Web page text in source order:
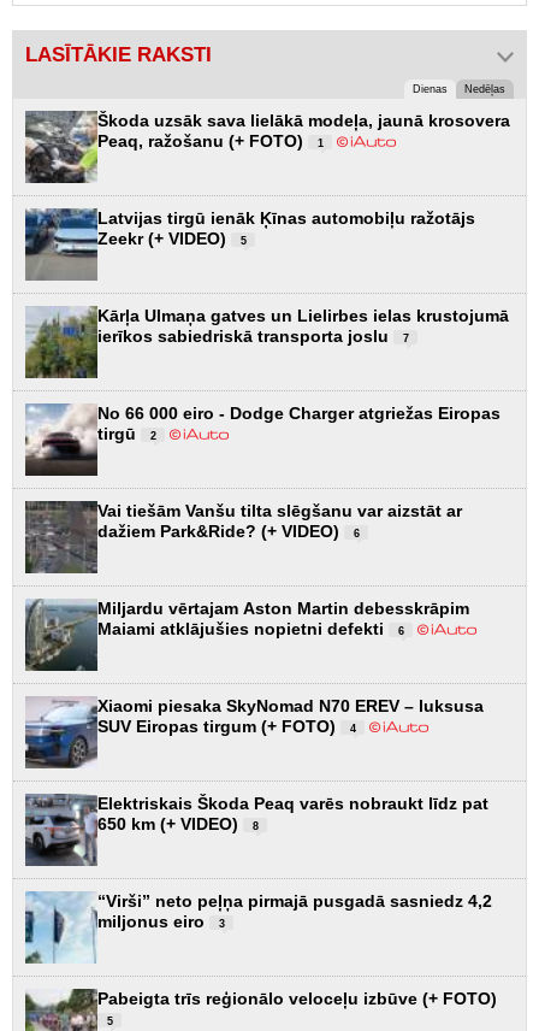
LASĪTĀKIE RAKSTI
Dienas Nedēļas
Škoda uzsāk sava lielākā modeļa, jaunā krosovera
Peaq, ražošanu (+ FOTO)
1
Latvijas tirgū ienāk Ķīnas automobiļu ražotājs
Zeekr (+ VIDEO)
5
Kārļa Ulmaņa gatves un Lielirbes ielas krustojumā
ierīkos sabiedriskā transporta joslu
7
No 66 000 eiro - Dodge Charger atgriežas Eiropas
tirgū
2
Vai tiešām Vanšu tilta slēgšanu var aizstāt ar
dažiem Park&Ride? (+ VIDEO)
6
Miljardu vērtajam Aston Martin debesskrāpim
Maiami atklājušies nopietni defekti
6
Xiaomi piesaka SkyNomad N70 EREV – luksusa
SUV Eiropas tirgum (+ FOTO)
4
Elektriskais Škoda Peaq varēs nobraukt līdz pat
650 km (+ VIDEO)
8
“Virši” neto peļņa pirmajā pusgadā sasniedz 4,2
miljonus eiro
3
Pabeigta trīs reģionālo veloceļu izbūve (+ FOTO)
5